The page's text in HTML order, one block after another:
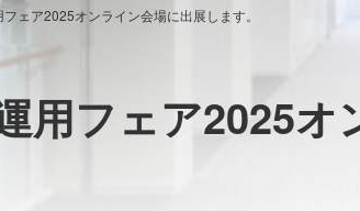
ェア2025オンライン会場に出展します。
用フェア2025オ